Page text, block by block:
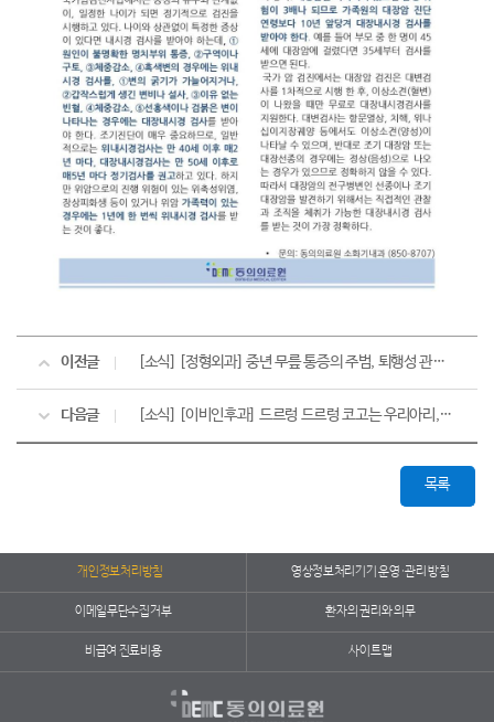
이전글 [소식] [정형외과] 중년 무릎 통증의 주범, 퇴행성 관절염! 치료시기 놓치지 마세요.
다음글 [소식] [이비인후과] 드르렁 드르렁 코고는 우리아리, 편도/아데노이드 비대증 의심해 봐야
목록
개인정보처리방침 영상정보처리기기 운영·관리 방침
이메일무단수집거부 환자의 권리와 의무
비급여 진료비용 사이트맵